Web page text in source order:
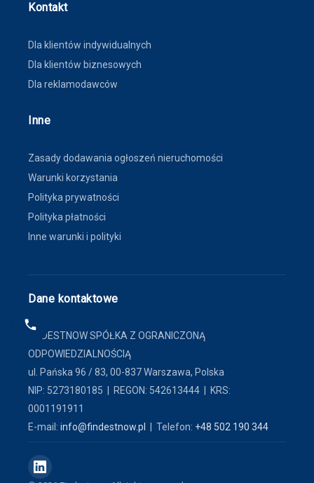
Kontakt
Dla klientów indywidualnych
Dla klientów biznesowych
Dla reklamodawców
Inne
Zasady dodawania ogłoszeń nieruchomości
Warunki korzystania
Polityka prywatności
Polityka płatności
Inne warunki i polityki
Dane kontaktowe
FINDESTNOW SPÓŁKA Z OGRANICZONĄ
ODPOWIEDZIALNOŚCIĄ
ul. Pańska 96 / 83, 00-837 Warszawa, Polska
NIP: 5273180185 | REGON: 542613444 | KRS:
0001191911
E-mail: info@findestnow.pl | Telefon: +48 502 190 344